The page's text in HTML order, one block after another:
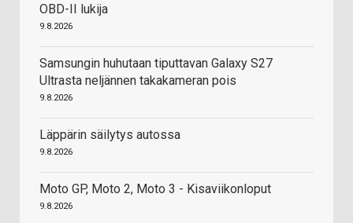
OBD-II lukija
9.8.2026
Samsungin huhutaan tiputtavan Galaxy S27
Ultrasta neljännen takakameran pois
9.8.2026
Läppärin säilytys autossa
9.8.2026
Moto GP, Moto 2, Moto 3 - Kisaviikonloput
9.8.2026